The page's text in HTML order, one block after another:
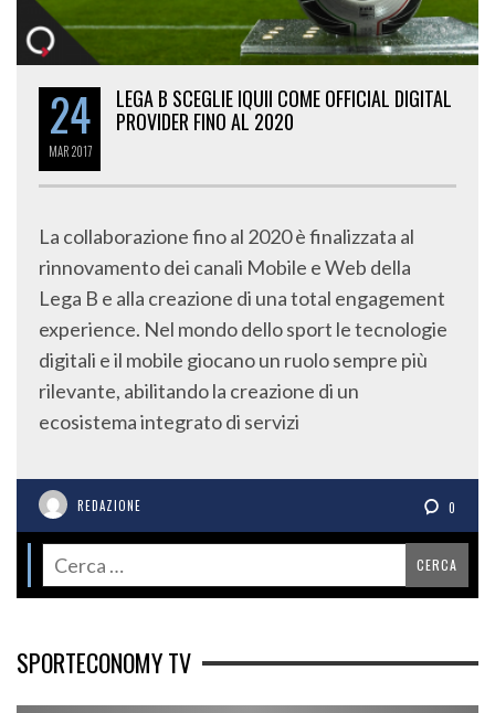
24
MAR2017
LEGA B SCEGLIE IQUII COME OFFICIAL DIGITAL
PROVIDER FINO AL 2020
La collaborazione fino al 2020 è finalizzata al
rinnovamento dei canali Mobile e Web della
Lega B e alla creazione di una total engagement
experience. Nel mondo dello sport le tecnologie
digitali e il mobile giocano un ruolo sempre più
rilevante, abilitando la creazione di un
ecosistema integrato di servizi
REDAZIONE 0
SPORTECONOMY TV